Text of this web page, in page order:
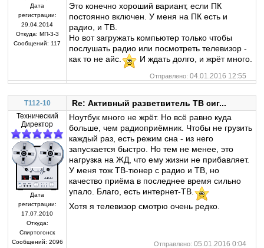
Дата
регистрации:
29.04.2014
Откуда: МП-3-3
Сообщений: 117
Это конечно хороший вариант, если ПК
постоянно включен. У меня на ПК есть и
радио, и ТВ.
Но вот загружать компьютер только чтобы
послушать радио или посмотреть телевизор -
как то не айс.
И ждать долго, и жрёт много.
Отправлено: 04.01.2016 12:55
T112-10 Re: Активный разветвитель ТВ сиг...
Технический
Директор
Дата
регистрации:
17.07.2010
Откуда:
Спиртогонск
Сообщений: 2096
Ноутбук много не жрёт. Но всё равно куда
больше, чем радиоприёмник. Чтобы не грузить
каждый раз, есть режим сна - из него
запускается быстро. Но тем не менее, это
нагрузка на ЖД, что ему жизни не прибавляет.
У меня тож ТВ-тюнер с радио и ТВ, но
качество приёма в последнее время сильно
упало. Благо, есть интернет-ТВ.
Хотя я телевизор смотрю очень редко.
Отправлено: 05.01.2016 0:04